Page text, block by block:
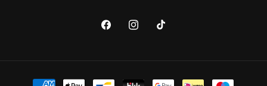
FacebookInstagramTikTok
Metodi